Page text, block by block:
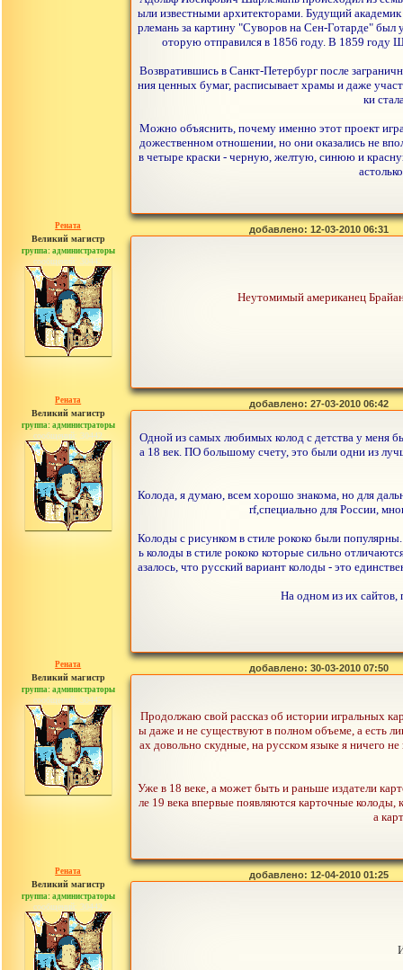
ыли известными архитекторами. Будущий
рлемань за картину "Суворов на Сен-Готарде" был
оторую отправился в 1856 году. В 1859 году
Возвратившись в Санкт-Петербург после
ния ценных бумаг, расписывает храмы и даже
ки
Можно объяснить, почему именно этот проект
дожественном отношении, но они оказались не
в четыре краски - черную, желтую, синюю и
Рената
Великий магистр
группа: администраторы
сообщений: 30442
добавлено: 12-03-2010 06:31
Неутомимый американец
Рената
Великий магистр
группа: администраторы
сообщений: 30442
добавлено: 27-03-2010 06:42
Одной из самых любимых колод с детства у меня
а 18 век. ПО большому счету, это были одни из
Колода, я думаю, всем хорошо знакома, но для
rf,специально для России,
Колоды с рисунком в стиле рококо были
ь колоды в стиле рококо которые сильно
азалось, что русский вариант колоды - это
На одном из их сайтов,
Рената
Великий магистр
группа: администраторы
сообщений: 30442
добавлено: 30-03-2010 07:50
Продолжаю свой рассказ об истории игральных
ы даже и не существуют в полном объеме, а есть
ах довольно скудные, на русском языке я ничего
Уже в 18 веке, а может быть и раньше издатели
ле 19 века впервые появляются карточные
а
Рената
Великий магистр
группа: администраторы
сообщений: 30442
добавлено: 12-04-2010 01:25